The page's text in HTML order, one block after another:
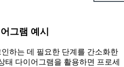
그램 예시
하는 데 필요한 단계를 간소화한
태 다이어그램을 활용하면 프로세